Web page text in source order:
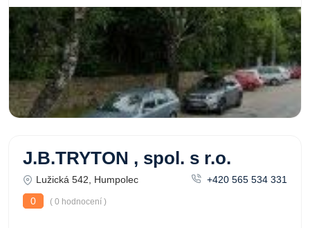
J.B.TRYTON , spol. s r.o.
Lužická 542, Humpolec
+420 565 534 331
0
( 0 hodnocení )